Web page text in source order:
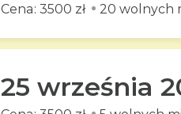
3500 zł 20 wolnych
25 września